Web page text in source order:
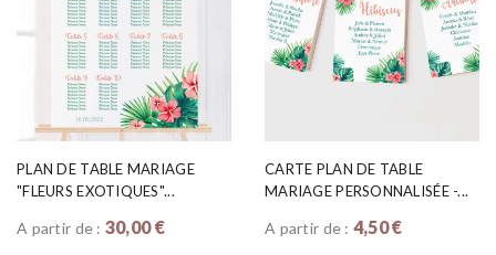
PLAN DE TABLE MARIAGE
"FLEURS EXOTIQUES"...
A partir de : 30,00 €
CARTE PLAN DE TABLE
MARIAGE PERSONNALISÉE -...
A partir de : 4,50 €